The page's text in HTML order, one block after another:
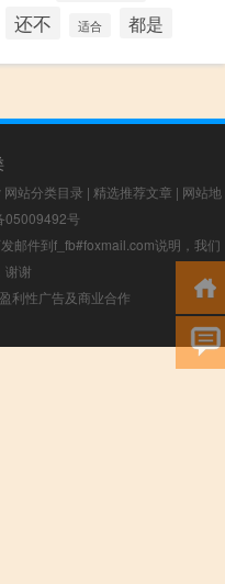
还不 适合 都是
网站分类目录 | 精选推荐文章 | 网站地
05009492号
邮件到f_fb#foxmail.com说明，我们
谢谢
利性广告及商业合作